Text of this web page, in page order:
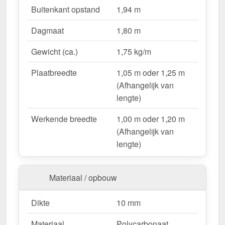
Lichtdoorlatend– Ca. 57 % natuurlijk licht.
UV-bestendig & weerproof– Bestand tegen
zon, regen & hagel.
Montageklaar geleverd – Inclusief bevestiging &
eenvoudig te plaatsen.
Variabele plaatbreedte
– 1,05 m oder 1,25 m
– 10 jaar op materiaalkwaliteit voor
betrouwbaarheid.
Ideal für folgende Anwendungen:
Hallen & loodsenhallen– Lichtstraat voor
industriële toepassingen.
Droogloop & deurluifels
bescherming.
Carports & bootoverkappingen
weersbestendig.
Buitenkant opstand
1,94 m
Dagmaat
1,80 m
Gewicht (ca.)
1,75 kg/m
Plaatbreedte
1,05 m oder 1,25 m
(Afhangelijk van
lengte)
Werkende breedte
1,00 m oder 1,20 m
(Afhangelijk van
lengte)
Materiaal / opbouw
Dikte
10 mm